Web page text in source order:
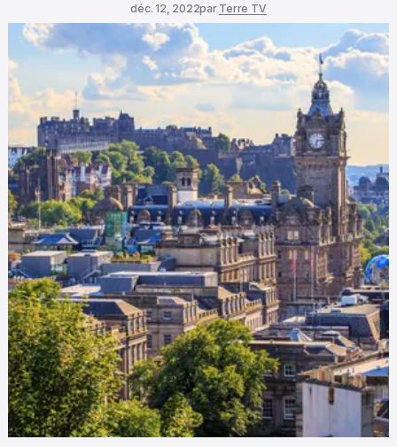
déc. 12, 2022par Terre TV